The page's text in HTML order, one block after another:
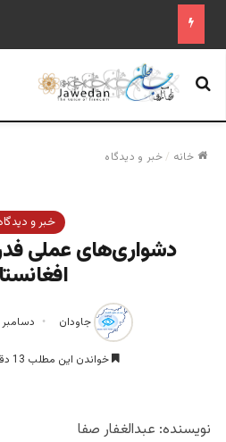
جستجو برای
خانه /خبر و دیدگاه
خبر و
دشواری‌های عملی
جاودان دسامبر 2, 2022
خواندن این مطلب 13 دقیقه زمان میبرد
نويسنده: عبدالغفار صفا